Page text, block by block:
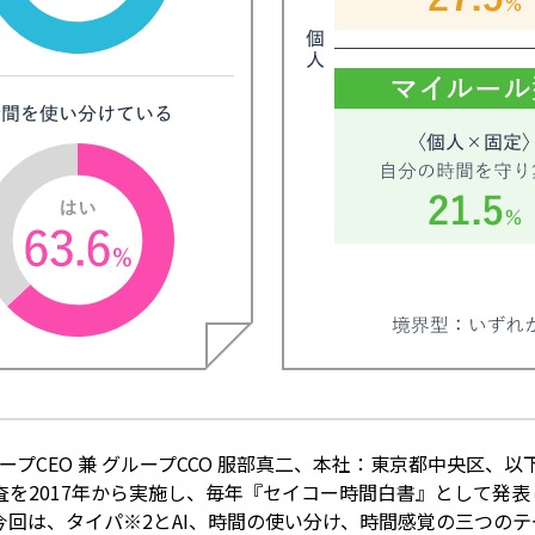
CEO 兼 グループCCO 服部真二、本社：東京都中央区、
2017年から実施し、毎年『セイコー時間白書』として発
は、タイパ※2とAI、時間の使い分け、時間感覚の三つの